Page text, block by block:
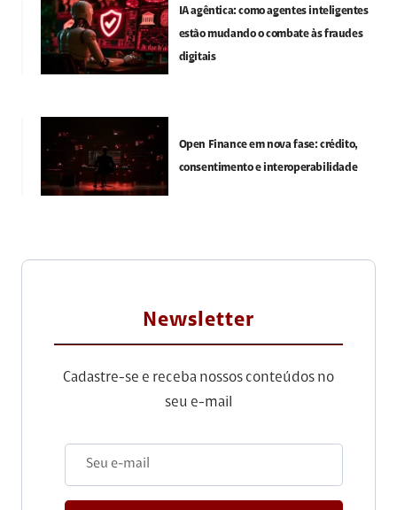
IA agêntica: como agentes inteligentes
estão mudando o combate às fraudes
digitais
Open Finance em nova fase: crédito,
consentimento e interoperabilidade
Newsletter
Cadastre-se e receba nossos conteúdos no
seu e-mail